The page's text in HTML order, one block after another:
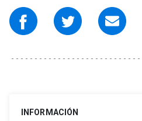
INFORMACIÓN